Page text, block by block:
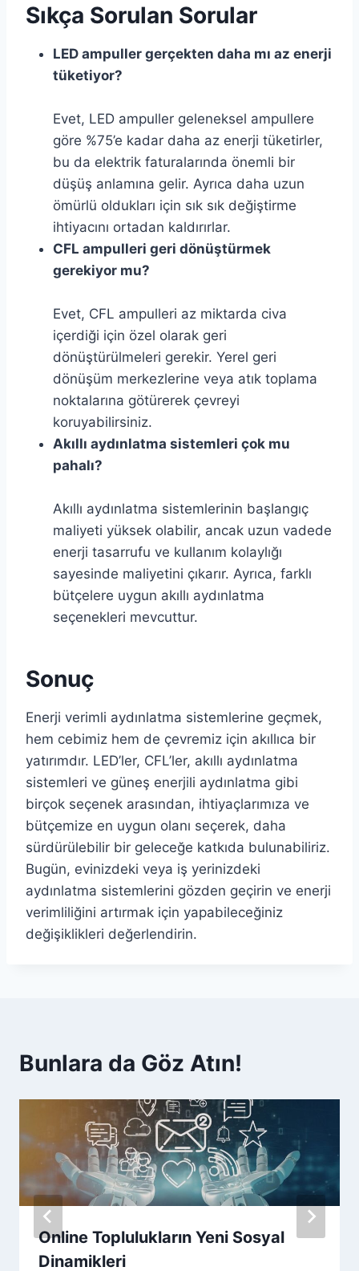
Sıkça Sorulan Sorular
LED ampuller gerçekten daha mı az enerji
tüketiyor?
Evet, LED ampuller geleneksel ampullere
göre %75’e kadar daha az enerji tüketirler,
bu da elektrik faturalarında önemli bir
düşüş anlamına gelir. Ayrıca daha uzun
ömürlü oldukları için sık sık değiştirme
ihtiyacını ortadan kaldırırlar.
CFL ampulleri geri dönüştürmek
gerekiyor mu?
Evet, CFL ampulleri az miktarda civa
içerdiği için özel olarak geri
dönüştürülmeleri gerekir. Yerel geri
dönüşüm merkezlerine veya atık toplama
noktalarına götürerek çevreyi
koruyabilirsiniz.
Akıllı aydınlatma sistemleri çok mu
pahalı?
Akıllı aydınlatma sistemlerinin başlangıç
maliyeti yüksek olabilir, ancak uzun vadede
enerji tasarrufu ve kullanım kolaylığı
sayesinde maliyetini çıkarır. Ayrıca, farklı
bütçelere uygun akıllı aydınlatma
seçenekleri mevcuttur.
Sonuç
Enerji verimli aydınlatma sistemlerine geçmek,
hem cebimiz hem de çevremiz için akıllıca bir
yatırımdır. LED’ler, CFL’ler, akıllı aydınlatma
sistemleri ve güneş enerjili aydınlatma gibi
birçok seçenek arasından, ihtiyaçlarımıza ve
bütçemize en uygun olanı seçerek, daha
sürdürülebilir bir geleceğe katkıda bulunabiliriz.
Bugün, evinizdeki veya iş yerinizdeki
aydınlatma sistemlerini gözden geçirin ve enerji
verimliliğini artırmak için yapabileceğiniz
değişiklikleri değerlendirin.
Bunlara da Göz Atın!
Online Toplulukların Yeni Sosyal
Dinamikleri